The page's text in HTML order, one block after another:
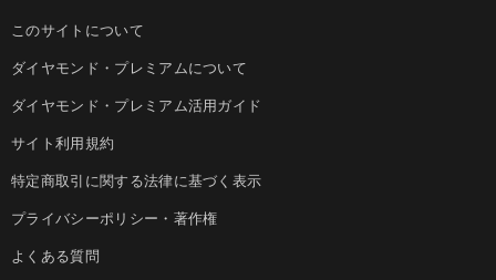
このサイトについて
ダイヤモンド・プレミアムについて
ダイヤモンド・プレミアム活用ガイド
サイト利用規約
特定商取引に関する法律に基づく表示
プライバシーポリシー・著作権
よくある質問